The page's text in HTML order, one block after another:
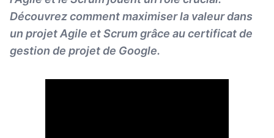
Découvrez comment maximiser la valeur dans
un projet Agile et Scrum grâce au certificat de
gestion de projet de Google.